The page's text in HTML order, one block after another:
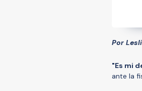
Por
"Es mi
ante la